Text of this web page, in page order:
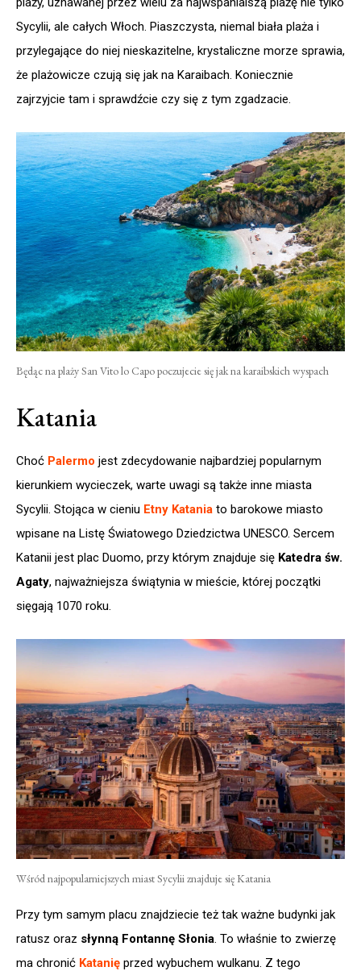
Sycylii, ale całych Włoch. Piaszczysta, niemal biała plaża i
przylegające do niej nieskazitelne, krystaliczne morze sprawia,
że plażowicze czują się jak na Karaibach. Koniecznie
zajrzyjcie tam i sprawdźcie czy się z tym zgadzacie.
Będąc na plaży San Vito lo Capo poczujecie się jak na karaibskich wyspach
Katania
Choć Palermo jest zdecydowanie najbardziej popularnym
kierunkiem wycieczek, warte uwagi są także inne miasta
Sycylii. Stojąca w cieniu Etny Katania to barokowe miasto
wpisane na Listę Światowego Dziedzictwa UNESCO. Sercem
Katanii jest plac Duomo, przy którym znajduje się Katedra św.
Agaty, najważniejsza świątynia w mieście, której początki
sięgają 1070 roku.
Wśród najpopularniejszych miast Sycylii znajduje się Katania
Przy tym samym placu znajdziecie też tak ważne budynki jak
ratusz oraz słynną Fontannę Słonia . To właśnie to zwierzę
ma chronić Katanię przed wybuchem wulkanu. Z tego